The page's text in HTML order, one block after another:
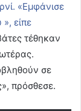
«Εμφάνισε
είπε
τέθηκαν
σε
πρόσθεσε.